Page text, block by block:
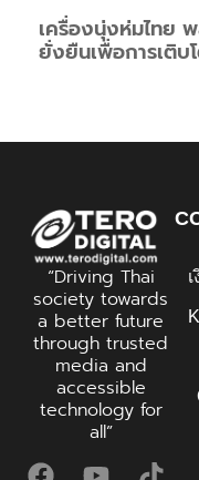
เครื่องนุ่งห่มไทย
ยั่งยืนเพื่อการเติบ
“Driving Thai
society towards
a better future
through trusted
media and
accessible
technology for
all”